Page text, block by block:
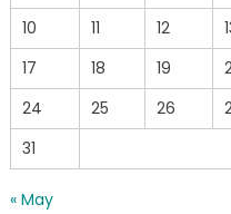
10
11 12
17
18 19
24
25 26
31
« May